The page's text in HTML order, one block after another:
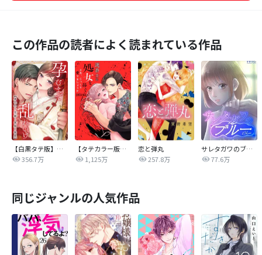
この作品の読者によく読まれている作品
【白黒タテ版】孕むまで乱れいけ～身代わり花嫁と軍服の猛愛
356.7万
【タテカラー版】漣蒼士に処女を捧ぐ～さあ、じっくり愛でましょうか
1,125万
恋と弾丸
257.8万
サレタガワのブルー【タテヨミ】
77.6万
同じジャンルの人気作品